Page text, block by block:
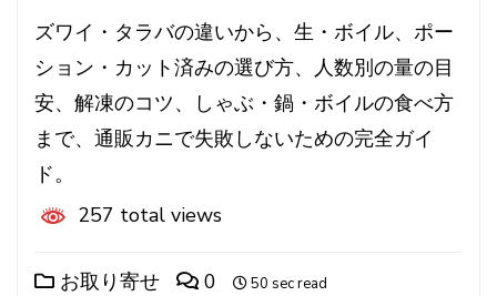
ズワイ・タラバの違いから、生・ボイル、ポー
ション・カット済みの選び方、人数別の量の目
安、解凍のコツ、しゃぶ・鍋・ボイルの食べ方
まで、通販カニで失敗しないための完全ガイ
ド。
257 total views
お取り寄せ 0 50 sec read